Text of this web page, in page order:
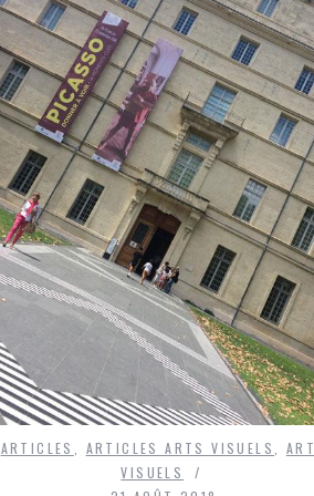
ARTICLES ARTICLES ARTS VISUELS
VISUELS